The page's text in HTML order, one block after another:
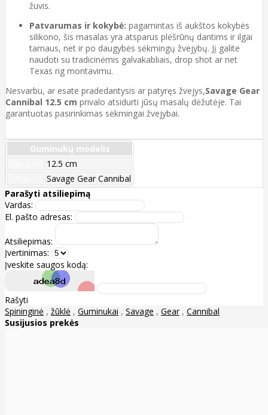
žuvis.
Patvarumas ir kokybė: pagamintas iš aukštos kokybės
silikono, šis masalas yra atsparus plėšrūnų dantims ir ilgai
tarnaus, net ir po daugybės sėkmingų žvejybų. Jį galite
naudoti su tradicinėmis galvakabliais, drop shot ar net
Texas rig montavimu.
Nesvarbu, ar esate pradedantysis ar patyręs žvejys,Savage Gear
Cannibal 12.5 cm privalo atsidurti jūsų masalų dėžutėje. Tai
garantuotas pasirinkimas sėkmingai žvejybai.
Guminukų modelis
12.5 cm
Savage Gear Cannibal
Parašyti atsiliepimą
Vardas:
El. pašto adresas:
Atsiliepimas:
Įvertinimas:
Įveskite saugos kodą:
Rašyti
Spininginė , žūklė , Guminukai , Savage , Gear , Cannibal
Susijusios prekės